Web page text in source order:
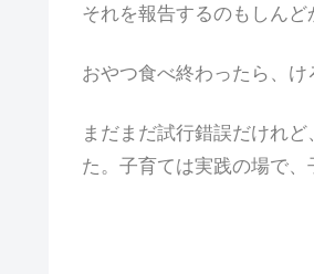
それを報告するのもしんど
おやつ食べ終わったら、
まだまだ試行錯誤だけれ
た。子育ては実践の場で